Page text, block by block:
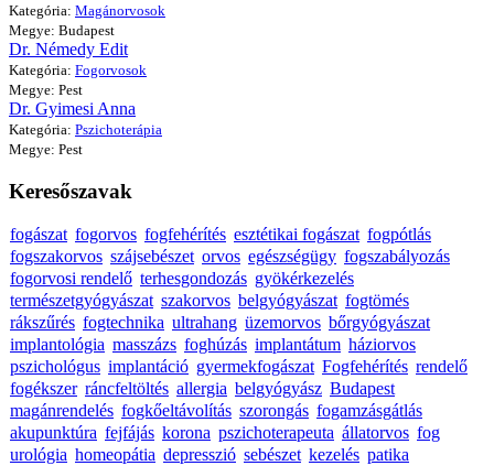
Kategória: Magánorvosok
Megye: Budapest
Dr. Némedy Edit
Kategória: Fogorvosok
Megye: Pest
Dr. Gyimesi Anna
Kategória: Pszichoterápia
Megye: Pest
Keresőszavak
fogászat fogorvos fogfehérítés esztétikai fogászat fogpótlás
fogszakorvos szájsebészet orvos egészségügy fogszabályozás
fogorvosi rendelő terhesgondozás gyökérkezelés
természetgyógyászat szakorvos belgyógyászat fogtömés
rákszűrés fogtechnika ultrahang üzemorvos bőrgyógyászat
implantológia masszázs foghúzás implantátum háziorvos
pszichológus implantáció gyermekfogászat Fogfehérítés rendelő
fogékszer ráncfeltöltés allergia belgyógyász Budapest
magánrendelés fogkőeltávolítás szorongás fogamzásgátlás
akupunktúra fejfájás korona pszichoterapeuta állatorvos fog
urológia homeopátia depresszió sebészet kezelés patika